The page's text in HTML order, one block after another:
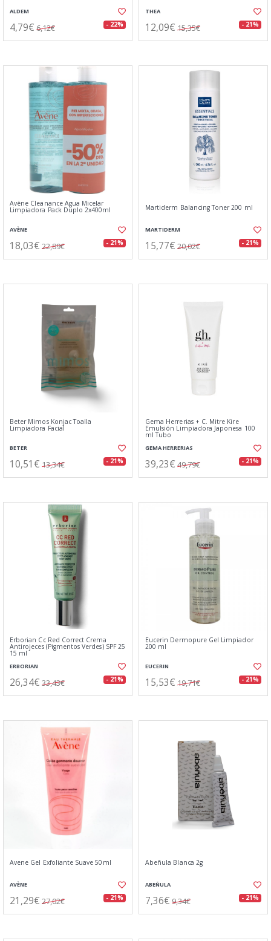
ALDEM
4,79€ 6,12€ - 22%
THEA
12,09€ 15,35€ - 21%
Avène Cleanance Agua Micelar
Limpiadora Pack Duplo 2x400ml
AVÈNE
18,03€ 22,89€ - 21%
Martiderm Balancing Toner 200 ml
MARTIDERM
15,77€ 20,02€ - 21%
Beter Mimos Konjac Toalla
Limpiadora Facial
BETER
10,51€ 13,34€ - 21%
Gema Herrerias + C. Mitre Kire
Emulsión Limpiadora Japonesa 100
ml Tubo
GEMA HERRERIAS
39,23€ 49,79€ - 21%
Erborian Cc Red Correct Crema
Antirojeces (Pigmentos Verdes) SPF 25
15 ml
ERBORIAN
26,34€ 33,43€ - 21%
Eucerin Dermopure Gel Limpiador
200 ml
EUCERIN
15,53€ 19,71€ - 21%
Avene Gel Exfoliante Suave 50ml
AVÈNE
21,29€ 27,02€ - 21%
Abeñula Blanca 2g
ABEÑULA
7,36€ 9,34€ - 21%